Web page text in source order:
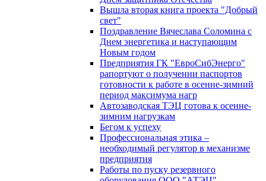
Вышла вторая книга проекта "Добрый
свет"
Поздравление Вячеслава Соломина с
Днем энергетика и наступающим
Новым годом
Предприятия ГК "ЕвроСибЭнерго"
рапортуют о получении паспортов
готовности к работе в осенне-зимний
период максимума нагр
Автозаводская ТЭЦ готова к осенне-
зимним нагрузкам
Бегом к успеху
Профессиональная этика –
необходимый регулятор в механизме
предприятия
Работы по пуску резервного